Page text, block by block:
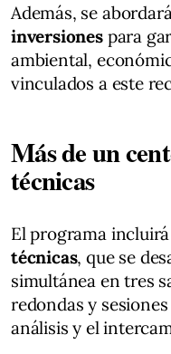
Además, se
inversionespara
ambiental,
vinculados a este
Más de un
técnicas
El programa
técnicas, que se
simultánea en tres
redondas y
análisis y el